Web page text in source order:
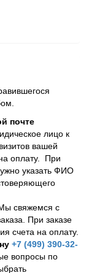
почте
лицо к
вашей
оплату. При
указать ФИО
свяжемся с
При заказе
счета на оплату.
+7 (499) 390-32-
вопросы по